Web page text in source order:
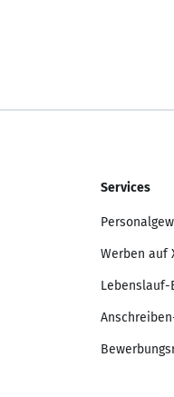
Services
Werben auf
Lebenslauf-